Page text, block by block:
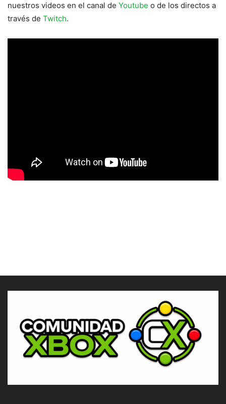
nuestros videos en el canal de Youtube o de los directos a
través de Twitch.